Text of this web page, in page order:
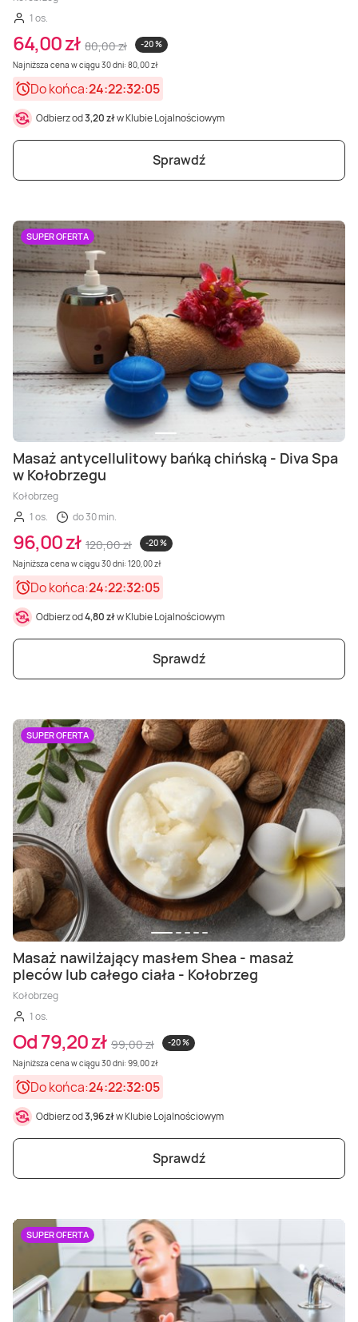
1 os.
64,00 zł 80,00 zł
-20 %
Najniższa cena w ciągu 30 dni: 80,00 zł
Do końca:24:22:32:03
Odbierz od3,20 złw Klubie Lojalnościowym
Sprawdź
SUPER OFERTA
Masaż antycellulitowy bańką chińską - Diva Spa
w Kołobrzegu
Kołobrzeg
1 os.
do 30 min.
96,00 zł 120,00 zł
-20 %
Najniższa cena w ciągu 30 dni: 120,00 zł
Do końca:24:22:32:03
Odbierz od4,80 złw Klubie Lojalnościowym
Sprawdź
SUPER OFERTA
Masaż nawilżający masłem Shea - masaż
pleców lub całego ciała - Kołobrzeg
Kołobrzeg
1 os.
Od 79,20 zł 99,00 zł
-20 %
Najniższa cena w ciągu 30 dni: 99,00 zł
Do końca:24:22:32:03
Odbierz od3,96 złw Klubie Lojalnościowym
Sprawdź
SUPER OFERTA